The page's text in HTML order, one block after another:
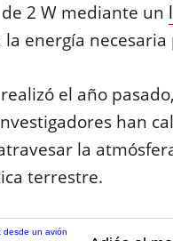
2 W mediante un
energía
el año
han
la
terrestre.